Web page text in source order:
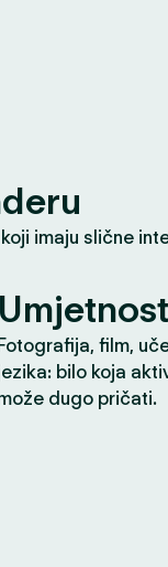
imaju slične
Umjetnost
Fotografija, film,
bilo koja
dugo pričati.